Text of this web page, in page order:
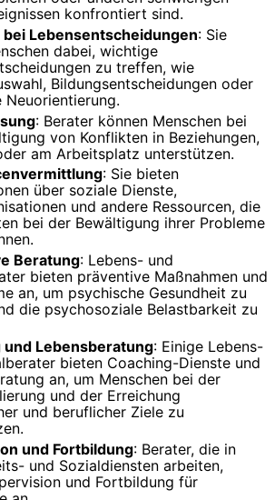
konfrontiert sind.
bei Lebensentscheidungen: Sie
dabei, wichtige
zu treffen, wie
Bildungsentscheidungen oder
Neuorientierung.
: Berater können Menschen bei
von Konflikten in Beziehungen,
am Arbeitsplatz unterstützen.
: Sie bieten
über soziale Dienste,
und andere Ressourcen, die
bei der Bewältigung ihrer Probleme
Beratung: Lebens- und
bieten präventive Maßnahmen und
an, um psychische Gesundheit zu
die psychosoziale Belastbarkeit zu
und Lebensberatung: Einige Lebens-
bieten Coaching-Dienste und
an, um Menschen bei der
und der Erreichung
und beruflicher Ziele zu
und Fortbildung: Berater, die in
und Sozialdiensten arbeiten,
und Fortbildung für